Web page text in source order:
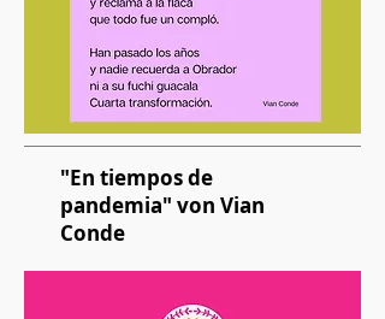
"En tiempos de
pandemia" von Vian
Conde